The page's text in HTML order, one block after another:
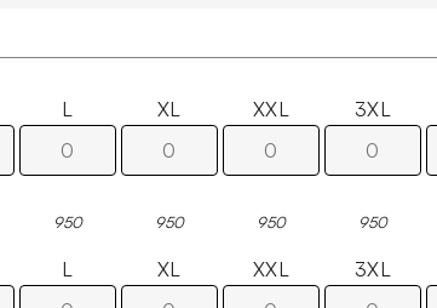
L
950
XL
950
XXL
950
3XL
950
L XL XXL 3XL